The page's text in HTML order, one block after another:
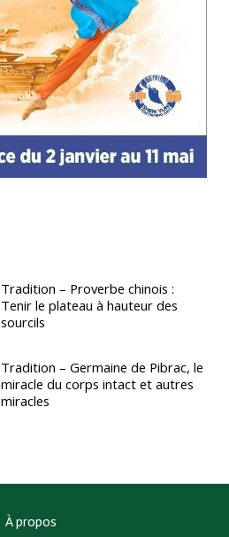
Tradition – Proverbe chinois :
Tenir le plateau à hauteur des
sourcils
Tradition – Germaine de Pibrac, le
miracle du corps intact et autres
miracles
À propos